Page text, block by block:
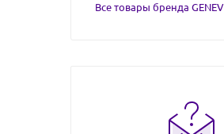
Все товары бренда